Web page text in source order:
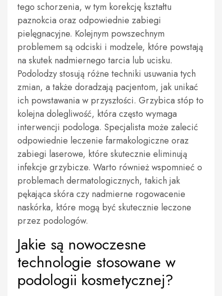
tego schorzenia, w tym korekcję kształtu
paznokcia oraz odpowiednie zabiegi
pielęgnacyjne. Kolejnym powszechnym
problemem są odciski i modzele, które powstają
na skutek nadmiernego tarcia lub ucisku.
Podolodzy stosują różne techniki usuwania tych
zmian, a także doradzają pacjentom, jak unikać
ich powstawania w przyszłości. Grzybica stóp to
kolejna dolegliwość, która często wymaga
interwencji podologa. Specjalista może zalecić
odpowiednie leczenie farmakologiczne oraz
zabiegi laserowe, które skutecznie eliminują
infekcje grzybicze. Warto również wspomnieć o
problemach dermatologicznych, takich jak
pękająca skóra czy nadmierne rogowacenie
naskórka, które mogą być skutecznie leczone
przez podologów.
Jakie są nowoczesne
technologie stosowane w
podologii kosmetycznej?